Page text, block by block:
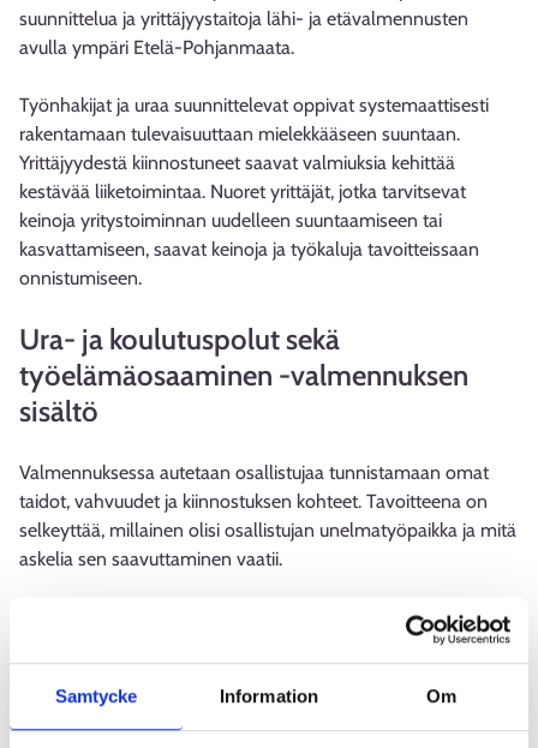
Samtycke Information Om
suunnittelua ja yrittäjyystaitoja lähi- ja etävalmennusten
avulla ympäri Etelä-Pohjanmaata.
Työnhakijat ja uraa suunnittelevat oppivat systemaattisesti
rakentamaan tulevaisuuttaan mielekkääseen suuntaan.
Yrittäjyydestä kiinnostuneet saavat valmiuksia kehittää
kestävää liiketoimintaa. Nuoret yrittäjät, jotka tarvitsevat
keinoja yritystoiminnan uudelleen suuntaamiseen tai
kasvattamiseen, saavat keinoja ja työkaluja tavoitteissaan
onnistumiseen.
Ura- ja koulutuspolut sekä
työelämäosaaminen -valmennuksen
sisältö
Valmennuksessa autetaan osallistujaa tunnistamaan omat
taidot, vahvuudet ja kiinnostuksen kohteet. Tavoitteena on
selkeyttää, millainen olisi osallistujan unelmatyöpaikka ja mitä
askelia sen saavuttaminen vaatii.
Osallistuja laatii henkilökohtaisen urasuunnitelman, jonka
avulla hän voi edetä kohti tavoitteitaan. Valmennuksessa
työhakemusten kirjoittamista sekä työhaastatteluissa
esiintymistä.